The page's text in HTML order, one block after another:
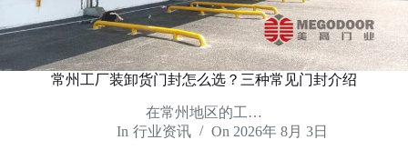
常州工厂装卸货门封怎么选？三种常见门封介绍
在常州地区的工…
In 行业资讯 On 2026年 8月 3日